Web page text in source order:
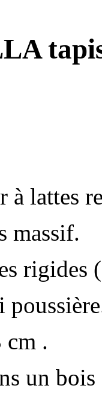
à lattes
massif.
rigides
cm .
un